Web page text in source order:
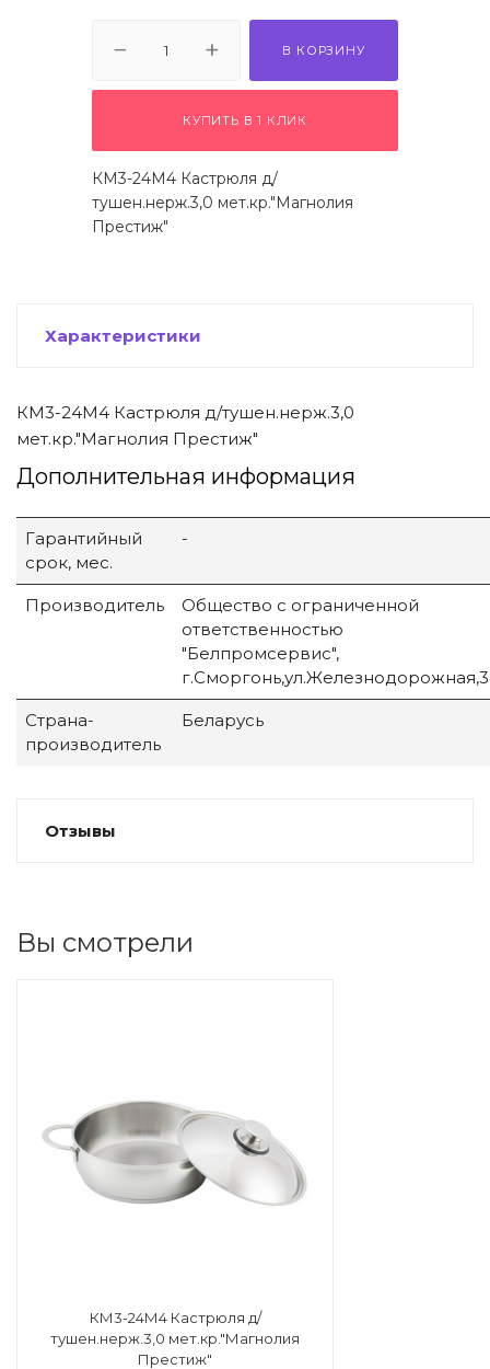
В КОРЗИНУ
КУПИТЬ В 1 КЛИК
КМ3-24М4 Кастрюля д/
тушен.нерж.3,0 мет.кр."Магнолия
Престиж"
Характеристики
КМ3-24М4 Кастрюля д/тушен.нерж.3,0
мет.кр."Магнолия Престиж"
Дополнительная информация
Гарантийный
срок, мес.
-
Производитель
Общество с ограниченной
ответственностью
"Белпромсервис",
Страна-
производитель
Беларусь
Отзывы
Вы смотрели
КМ3-24М4 Кастрюля д/
тушен.нерж.3,0 мет.кр."Магнолия
Престиж"